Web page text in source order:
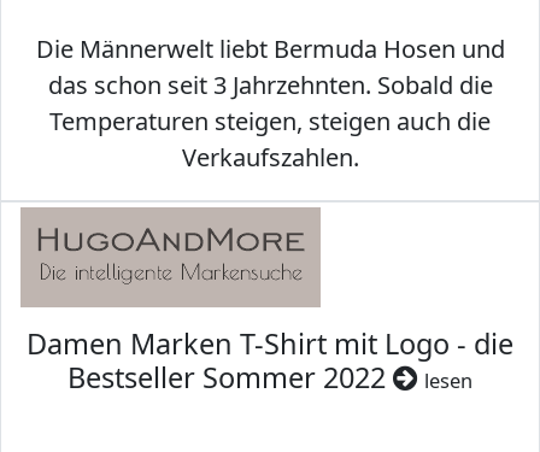
Die Männerwelt liebt Bermuda Hosen und
das schon seit 3 Jahrzehnten. Sobald die
Temperaturen steigen, steigen auch die
Verkaufszahlen.
Damen Marken T-Shirt mit Logo - die
Bestseller Sommer 2022
lesen